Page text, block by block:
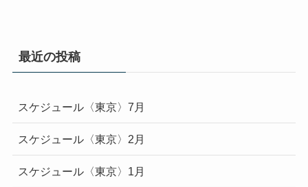
最近の投稿
スケジュール〈東京〉7月
スケジュール〈東京〉2月
スケジュール〈東京〉1月